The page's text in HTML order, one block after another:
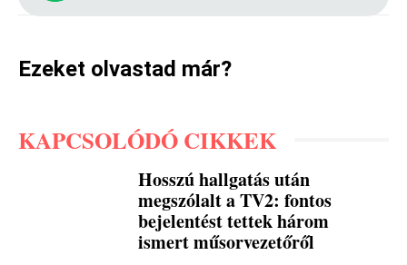
Ezeket olvastad már?
KAPCSOLÓDÓ CIKKEK
Hosszú hallgatás után
megszólalt a TV2: fontos
bejelentést tettek három
ismert műsorvezetőről